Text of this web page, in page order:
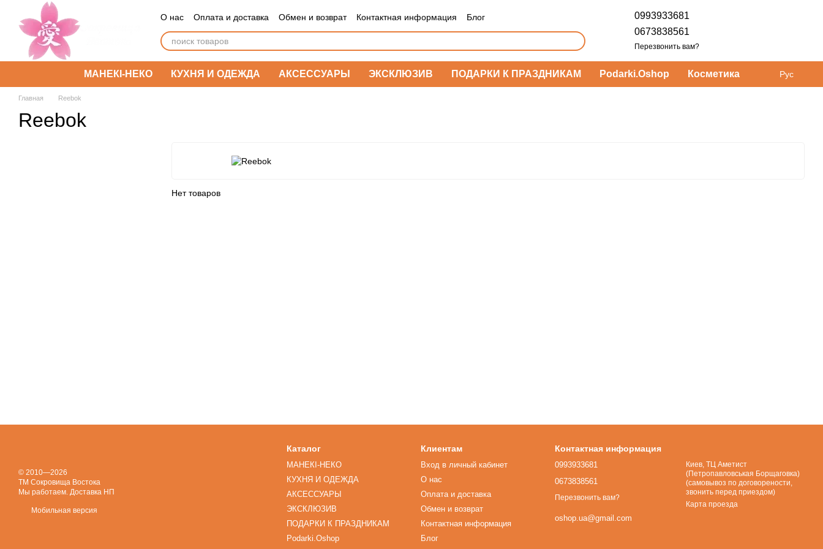
Перейти к основному контенту
О нас Оплата и доставка Обмен и возврат Контактная информация Блог
0993933681
0673838561
Перезвонить вам?
МАНЕКІ-НЕКО КУХНЯ И ОДЕЖДА АКСЕССУАРЫ ЭКСКЛЮЗИВ ПОДАРКИ К ПРАЗДНИКАМ Podarki.Oshop Косметика Рус
Главная Reebok
Reebok
Нет товаров
© 2010—2026
ТМ Сокровища Востока
Мы работаем. Доставка НП
Мобильная версия
Каталог
МАНЕКІ-НЕКО
КУХНЯ И ОДЕЖДА
АКСЕССУАРЫ
ЭКСКЛЮЗИВ
ПОДАРКИ К ПРАЗДНИКАМ
Podarki.Oshop
Клиентам
Вход в личный кабинет
О нас
Оплата и доставка
Обмен и возврат
Контактная информация
Блог
Контактная информация
0993933681
0673838561
Перезвонить вам?
oshop.ua@gmail.com
Киев, ТЦ Аметист
(Петропавловськая Борщаговка)
(самовывоз по договорености,
звонить перед приездом)
Карта проезда